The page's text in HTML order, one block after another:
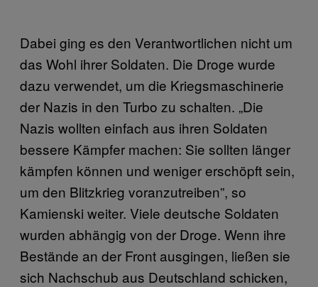
Dabei ging es den Verantwortlichen nicht um
das Wohl ihrer Soldaten. Die Droge wurde
dazu verwendet, um die Kriegsmaschinerie
der Nazis in den Turbo zu schalten. „Die
Nazis wollten einfach aus ihren Soldaten
bessere Kämpfer machen: Sie sollten länger
kämpfen können und weniger erschöpft sein,
um den Blitzkrieg voranzutreiben”, so
Kamienski weiter. Viele deutsche Soldaten
wurden abhängig von der Droge. Wenn ihre
Bestände an der Front ausgingen, ließen sie
sich Nachschub aus Deutschland schicken,